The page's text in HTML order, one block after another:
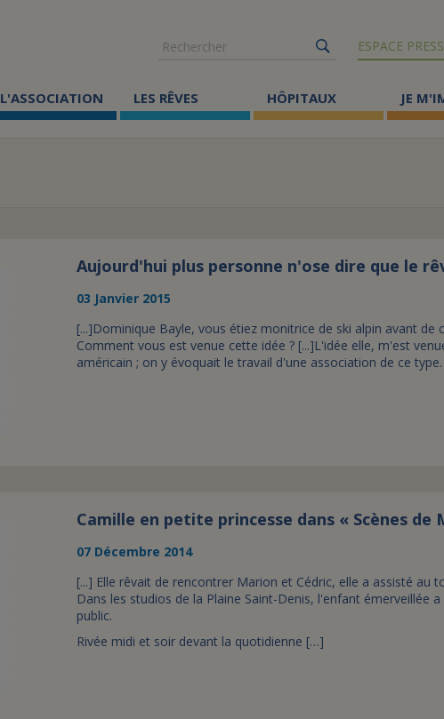
Rechercher
ESPACE
L'ASSOCIATION LES RÊVES HÔPITAUX JE
Aujourd'hui plus personne n'ose dire que le
03 Janvier 2015
[...]Dominique Bayle, vous étiez monitrice de ski alpin avant de
Comment vous est venue cette idée ? [...]L'idée elle, m'est
américain ; on y évoquait le travail d'une association de ce
Camille en petite princesse dans « Scènes de
07 Décembre 2014
[...] Elle rêvait de rencontrer Marion et Cédric, elle a assisté au
Dans les studios de la Plaine Saint-Denis, l'enfant émerveillée
public.
Rivée midi et soir devant la quotidienne […]